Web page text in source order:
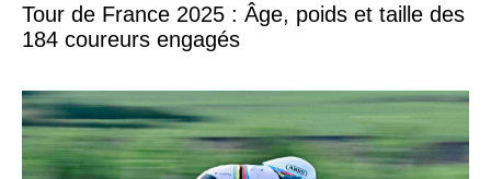
Tour de France 2025 : Âge, poids et taille des
184 coureurs engagés